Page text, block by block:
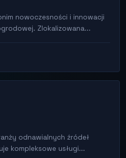
nowoczesności i innowacji
Zlokalizowana...
odnawialnych źródeł
kompleksowe usługi...